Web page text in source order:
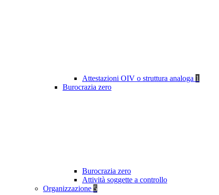
Attestazioni OIV o struttura analoga 1
Burocrazia zero
Burocrazia zero
Attività soggette a controllo
Organizzazione 5